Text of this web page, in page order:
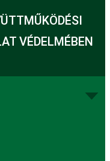
VÉDELMÉBEN